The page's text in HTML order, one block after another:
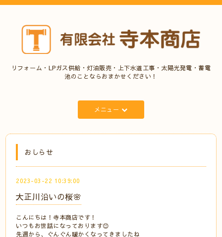
リフォーム・LPガス供給・灯油販売・上下水道工事・太陽光発電・蓄電
池のことならおまかせください！
メニュー
おしらせ
2023-03-22 10:39:00
大正川沿いの桜🌸
こんにちは！寺本商店です！
いつもお世話になっております😊
先週から、ぐんぐん暖かくなってきましたね